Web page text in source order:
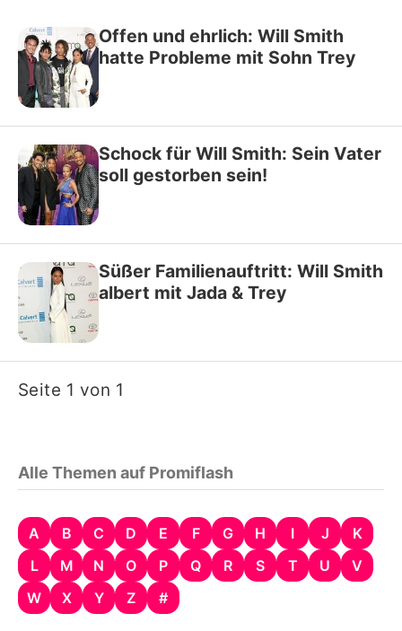
Offen und ehrlich: Will Smith
hatte Probleme mit Sohn Trey
Schock für Will Smith: Sein Vater
soll gestorben sein!
Süßer Familienauftritt: Will Smith
albert mit Jada & Trey
Seite 1 von 1
Alle Themen auf Promiflash
A B C D E F G H I J
K
L
M N O P Q R S T U
V
W
X Y Z #